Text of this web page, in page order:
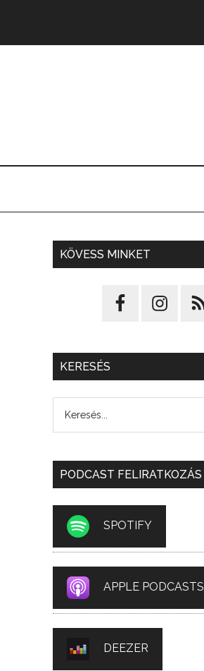
KÖVESS MINKET
KERESÉS
PODCAST FELIRATKOZÁS
SPOTIFY
APPLE PODCASTS
DEEZER